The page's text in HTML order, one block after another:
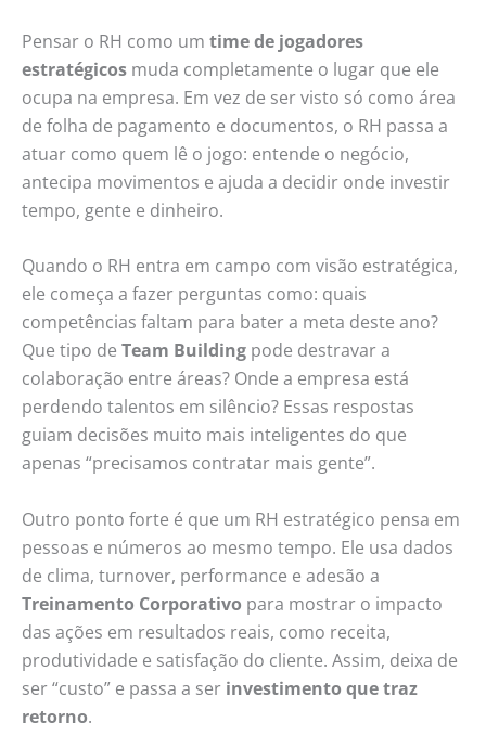
Pensar o RH como um time de jogadores
estratégicos muda completamente o lugar que ele
ocupa na empresa. Em vez de ser visto só como área
de folha de pagamento e documentos, o RH passa a
atuar como quem lê o jogo: entende o negócio,
antecipa movimentos e ajuda a decidir onde investir
tempo, gente e dinheiro.
Quando o RH entra em campo com visão estratégica,
ele começa a fazer perguntas como: quais
competências faltam para bater a meta deste ano?
Que tipo de Team Building pode destravar a
colaboração entre áreas? Onde a empresa está
perdendo talentos em silêncio? Essas respostas
guiam decisões muito mais inteligentes do que
apenas “precisamos contratar mais gente”.
Outro ponto forte é que um RH estratégico pensa em
pessoas e números ao mesmo tempo. Ele usa dados
de clima, turnover, performance e adesão a
Treinamento Corporativo para mostrar o impacto
das ações em resultados reais, como receita,
produtividade e satisfação do cliente. Assim, deixa de
ser “custo” e passa a ser investimento que traz
retorno.